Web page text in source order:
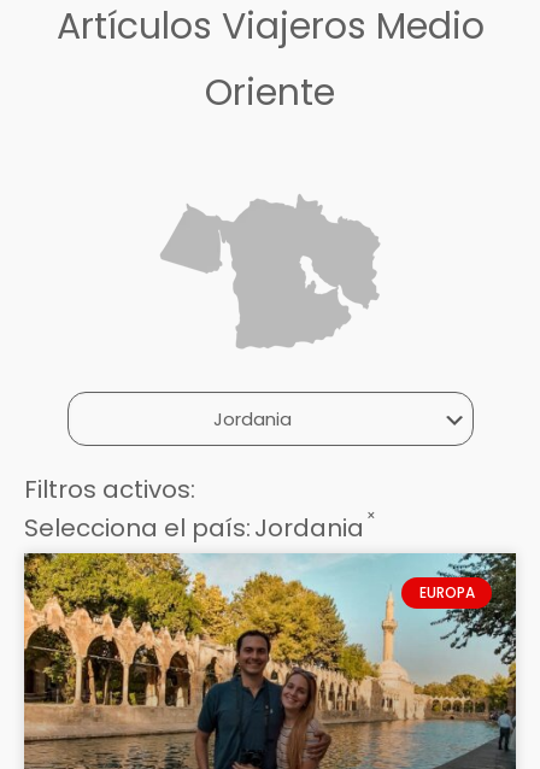
Artículos Viajeros Medio
Oriente
Filtros activos:
Selecciona el país:Jordania ×
EUROPA